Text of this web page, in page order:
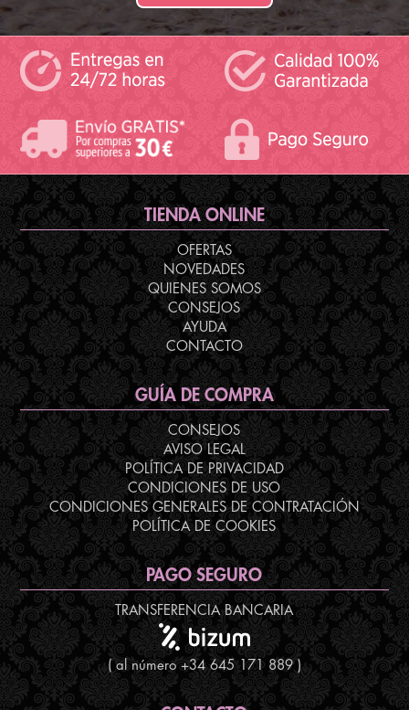
TIENDA ONLINE
OFERTAS
NOVEDADES
QUIENES SOMOS
CONSEJOS
AYUDA
CONTACTO
GUÍA DE COMPRA
CONSEJOS
AVISO LEGAL
POLÍTICA DE PRIVACIDAD
CONDICIONES DE USO
CONDICIONES GENERALES DE CONTRATACIÓN
POLÍTICA DE COOKIES
PAGO SEGURO
TRANSFERENCIA BANCARIA
( al número +34 645 171 889 )